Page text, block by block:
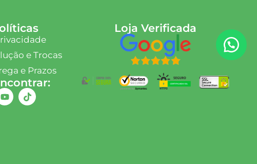
e Trocas
e Prazos
Loja Verificada